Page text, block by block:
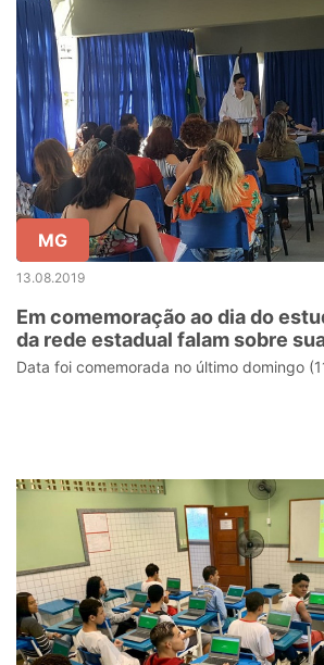
MG
13.08.2019
Em comemoração ao dia do
da rede estadual falam sobre
que vão além das salas de aula
Data foi comemorada no último domingo